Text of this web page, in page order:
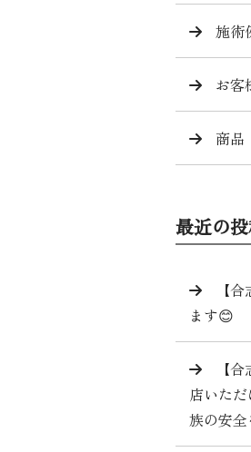
施術
お客
商品
最近の
【
ます😊
【
店いた
族の安